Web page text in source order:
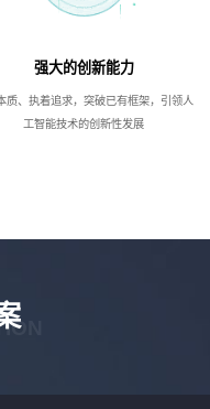
强大的创新能力
质、执着追求，突破已有框架，引领人
工智能技术的创新性发展